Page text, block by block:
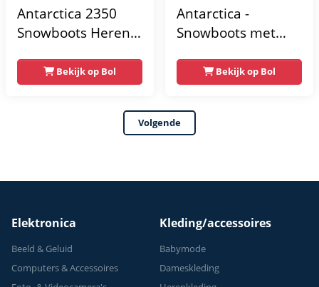
Antarctica 2350
Snowboots Heren -
Bekijk op Bol
Antarctica -
Snowboots met
volwassenen - AN
2350 - Zwart - maat
39EU
Bekijk op Bol
Volgende
Elektronica
Beeld & Geluid
Computers & Accessoires
Kleding/accessoires
Babymode
Dameskleding